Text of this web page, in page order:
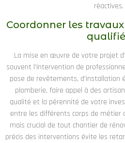
réactives.
Coordonner les
La mise en œuvre de votre projet
souvent l’intervention de
pose de revêtements, d’installation
plomberie, faire appel à des
qualité et la pérennité de votre
entre les différents corps de métier
mais crucial de tout chantier de
précis des interventions évite les